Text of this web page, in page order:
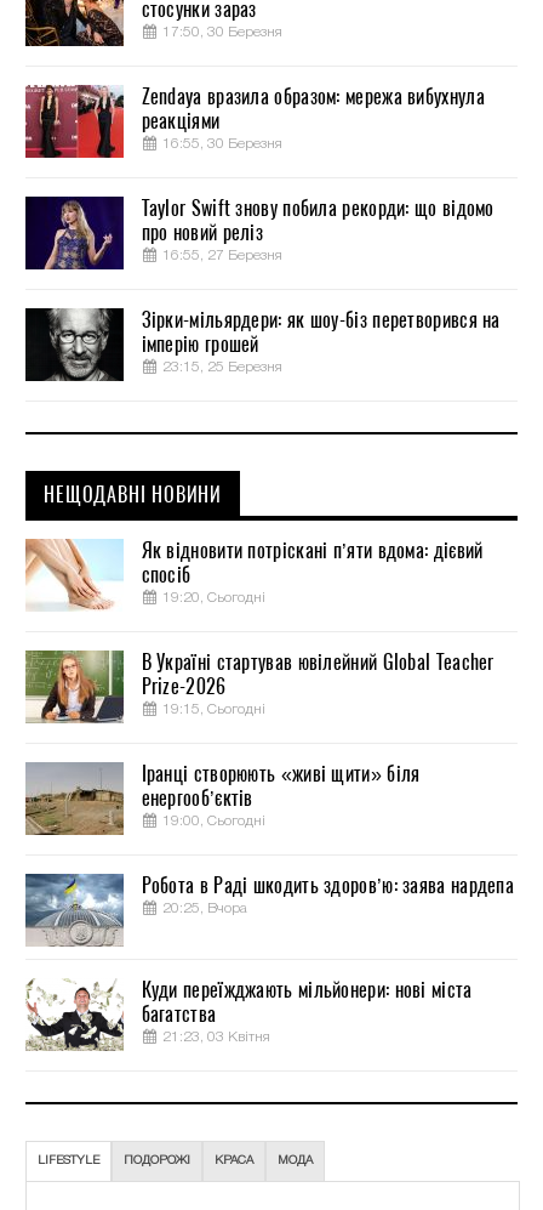
стосунки зараз
17:50, 30 Березня
Zendaya вразила образом: мережа вибухнула
реакціями
16:55, 30 Березня
Taylor Swift знову побила рекорди: що відомо
про новий реліз
16:55, 27 Березня
Зірки-мільярдери: як шоу-біз перетворився на
імперію грошей
23:15, 25 Березня
НЕЩОДАВНІ НОВИНИ
Як відновити потріскані п’яти вдома: дієвий
спосіб
19:20, Сьогодні
В Україні стартував ювілейний Global Teacher
Prize-2026
19:15, Сьогодні
Іранці створюють «живі щити» біля
енергооб’єктів
19:00, Сьогодні
Робота в Раді шкодить здоров’ю: заява нардепа
20:25, Вчора
Куди переїжджають мільйонери: нові міста
багатства
21:23, 03 Квітня
LIFESTYLE ПОДОРОЖІ КРАСА МОДА